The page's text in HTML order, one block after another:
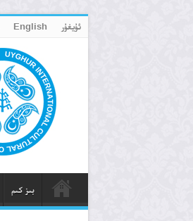
ئۇيغۇر English
بىز كىم